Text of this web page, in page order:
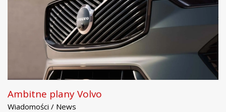
Ambitne plany Volvo
Wiadomości / News